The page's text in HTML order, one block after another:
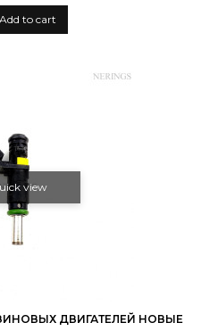
Add to cart
view
ДВИГАТЕЛЕЙ НОВЫЕ